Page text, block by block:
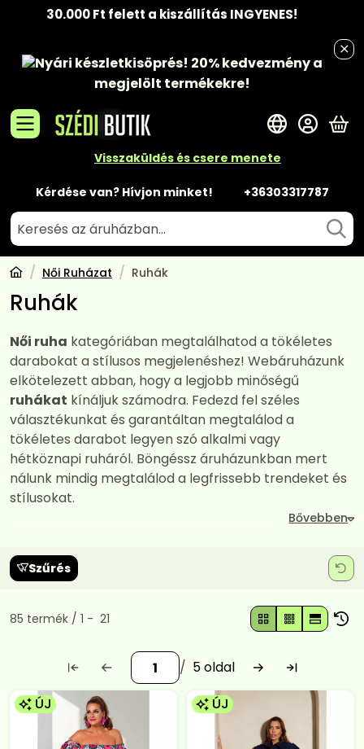
30.000 Ft felett a kiszállítás INGYENES!
Nyári készletkisöprés! 20% kedvezménya
megjelölt termékekre!
Visszaküldés és csere menete
Kérdése van? Hívjon minket! +36303317787
A
Női Ruházat Ruhák
Ruhák
Női ruha kategóriában megtalálhatod a tökéletes
darabokat a stílusos megjelenéshez! Webáruházunk
elkötelezett abban, hogy a legjobb minőségű
ruhákat kínáljuk számodra. Fedezd fel széles
választékunkat és garantáltan megtalálod a
tökéletes darabot legyen szó alkalmi vagy
hétköznapi ruháról. Böngéssz áruházunkban mert
nálunk mindig megtalálod a legfrissebb trendeket és
stílusokat.
Szűrés
Összes termék a kategóriában
85 termék 1 21
5
ÚJ
ÚJ